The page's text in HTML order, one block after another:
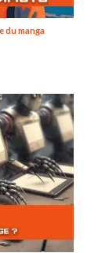
du manga